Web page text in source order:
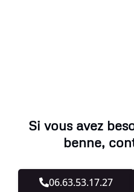
Si vous avez
benne,
06.63.53.17.27